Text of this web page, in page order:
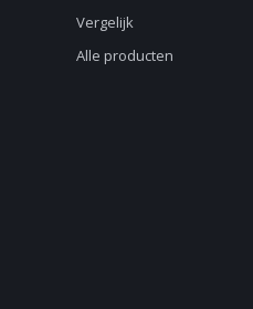
Vergelijk
Alle producten